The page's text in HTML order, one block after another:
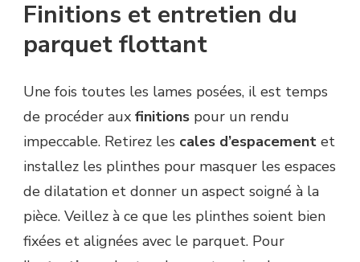
Finitions et entretien du
parquet flottant
Une fois toutes les lames posées, il est temps
de procéder aux finitions pour un rendu
impeccable. Retirez les cales d’espacement et
installez les plinthes pour masquer les espaces
de dilatation et donner un aspect soigné à la
pièce. Veillez à ce que les plinthes soient bien
fixées et alignées avec le parquet. Pour